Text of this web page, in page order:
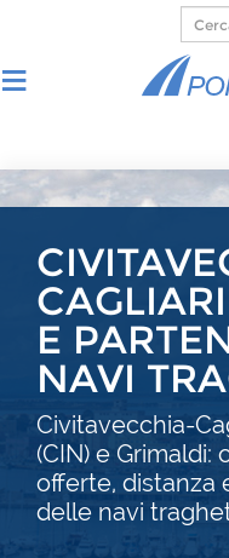
E
NAVI
Civitavecchia-
(CIN) e Grimaldi:
offerte, distanza
delle navi